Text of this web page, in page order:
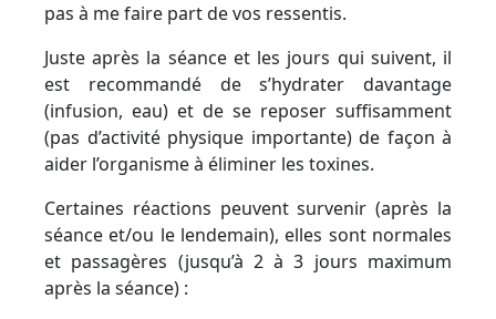
pas à me faire part de vos ressentis.
Juste après la séance et les jours qui suivent, il
est recommandé de s’hydrater davantage
(infusion, eau) et de se reposer suffisamment
(pas d’activité physique importante) de façon à
aider l’organisme à éliminer les toxines.
Certaines réactions peuvent survenir (après la
séance et/ou le lendemain), elles sont normales
et passagères (jusqu’à 2 à 3 jours maximum
après la séance) :